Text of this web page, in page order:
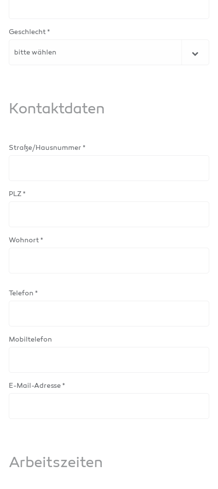
Geschlecht *
bitte wählen
Kontaktdaten
Straße/Hausnummer *
PLZ *
Wohnort *
Telefon *
Mobiltelefon
E-Mail-Adresse *
Arbeitszeiten